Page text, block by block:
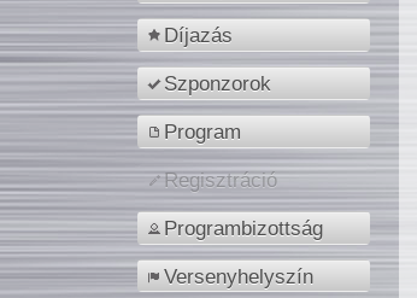
Díjazás
Szponzorok
Program
Regisztráció
Programbizottság
Versenyhelyszín